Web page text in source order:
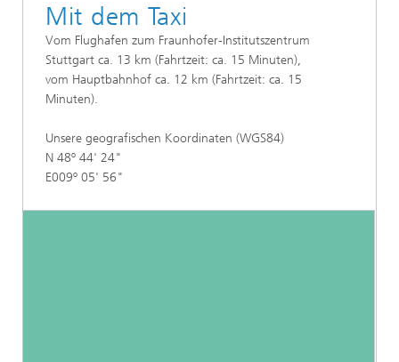
Mit dem Taxi
Vom Flughafen zum Fraunhofer-Institutszentrum
Stuttgart ca. 13 km (Fahrtzeit: ca. 15 Minuten),
vom Hauptbahnhof ca. 12 km (Fahrtzeit: ca. 15
Minuten).
Unsere geografischen Koordinaten (WGS84)
N 48º 44' 24"
E009º 05' 56"